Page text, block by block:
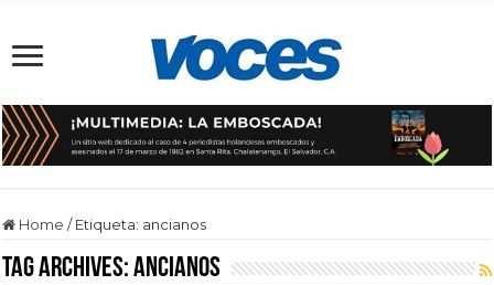
Home / Etiqueta: ancianos
Tag Archives:ancianos